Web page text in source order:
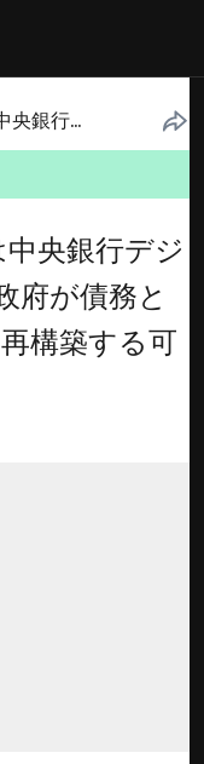
ステーブルコインまたは中央銀行デジタル通貨（CBDC）は、政府が債務と流動性を管理する方法を再構築する可能性がありますか？
央銀行デジ
府が債務と
構築する可